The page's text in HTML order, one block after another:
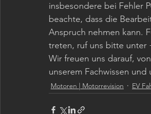
insbesondere bei Fehler
beachte, dass die
Anspruch nehmen kann.
treten, ruf uns bitte unter
Wir freuen uns darauf,
unserem Fachwissen und
Motoren | Motorrevision EV